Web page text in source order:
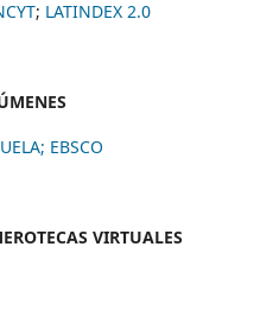
; LATINDEX 2.0
EBSCO
VIRTUALES